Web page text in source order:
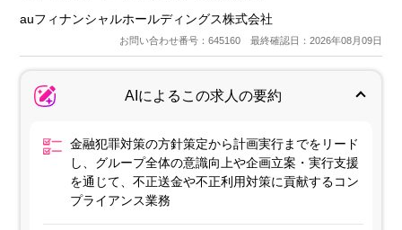
auフィナンシャルホールディングス株式会社
お問い合わせ番号：645160 最終確認日：2026年08月09日
AIによるこの求人の要約
金融犯罪対策の方針策定から計画実行までをリード
し、グループ全体の意識向上や企画立案・実行支援
を通じて、不正送金や不正利用対策に貢献するコン
プライアンス業務